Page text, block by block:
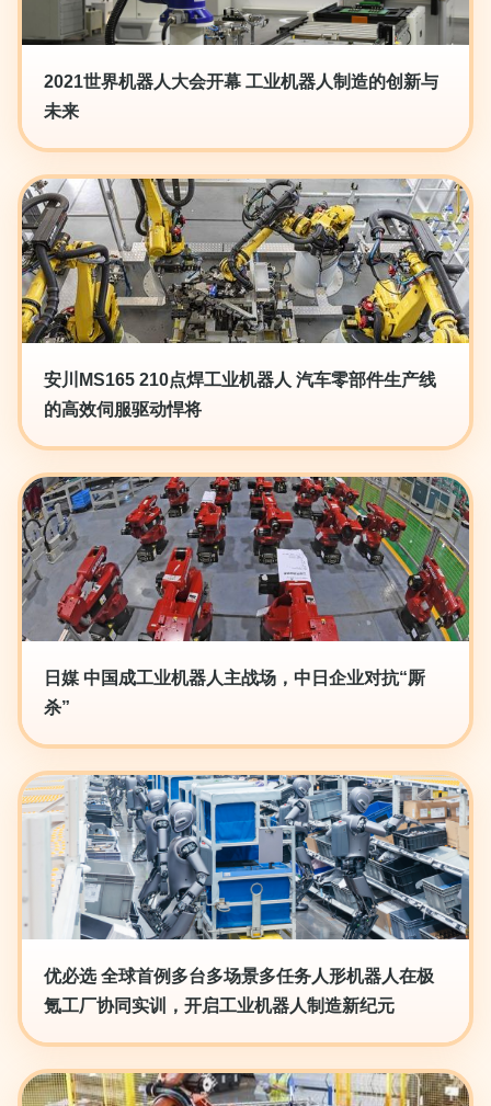
2021世界机器人大会开幕 工业机器人制造的创新与
未来
安川MS165 210点焊工业机器人 汽车零部件生产线
的高效伺服驱动悍将
日媒 中国成工业机器人主战场，中日企业对抗“厮
杀”
优必选 全球首例多台多场景多任务人形机器人在极
氪工厂协同实训，开启工业机器人制造新纪元